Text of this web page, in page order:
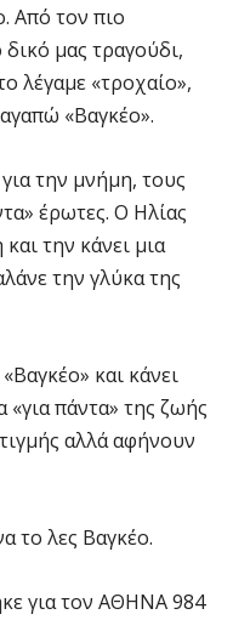
Από τον πιο
μας τραγούδι,
λέγαμε «τροχαίο»,
«Βαγκέο».
την μνήμη, τους
έρωτες. Ο Ηλίας
την κάνει μια
την γλύκα της
και κάνει
«για πάντα» της ζωής
αλλά αφήνουν
το λες Βαγκέο.
για τον ΑΘΗΝΑ 984